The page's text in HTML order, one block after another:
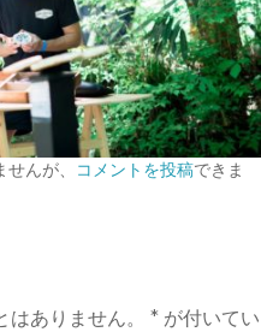
んが、 コメントを投稿できま
ありません。 * が付いてい